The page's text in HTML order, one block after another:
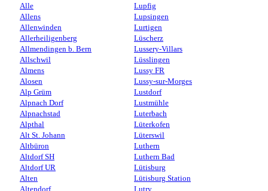
Alle
Allens
Allenwinden
Allerheiligenberg
Allmendingen b. Bern
Allschwil
Almens
Alosen
Alp Grüm
Alpnach Dorf
Alpnachstad
Alpthal
Alt St. Johann
Altbüron
Altdorf SH
Altdorf UR
Alten
Altendorf
Lupfig
Lupsingen
Lurtigen
Lüscherz
Lussery-Villars
Lüsslingen
Lussy FR
Lussy-sur-Morges
Lustdorf
Lustmühle
Luterbach
Lüterkofen
Lüterswil
Luthern
Luthern Bad
Lütisburg
Lütisburg Station
Lutry